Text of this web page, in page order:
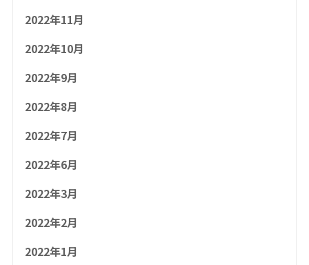
2022年11月
2022年10月
2022年9月
2022年8月
2022年7月
2022年6月
2022年3月
2022年2月
2022年1月